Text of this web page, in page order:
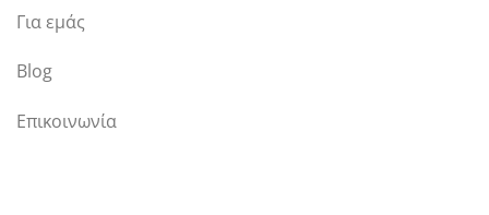
Για εμάς
Blog
Επικοινωνία